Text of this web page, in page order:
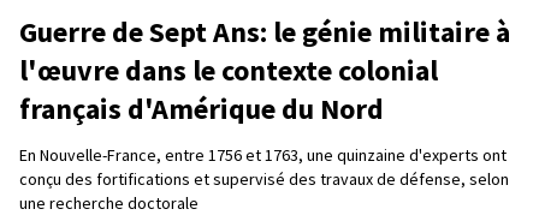
Guerre de Sept Ans: le génie militaire à
l'œuvre dans le contexte colonial
français d'Amérique du Nord
En Nouvelle-France, entre 1756 et 1763, une quinzaine d'experts ont
conçu des fortifications et supervisé des travaux de défense, selon
une recherche doctorale